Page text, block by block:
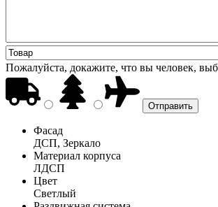
Пожалуйста, докажите, что вы человек,
Фасад
ДСП, Зеркало
Материал корпуса
ЛДСП
Цвет
Светлый